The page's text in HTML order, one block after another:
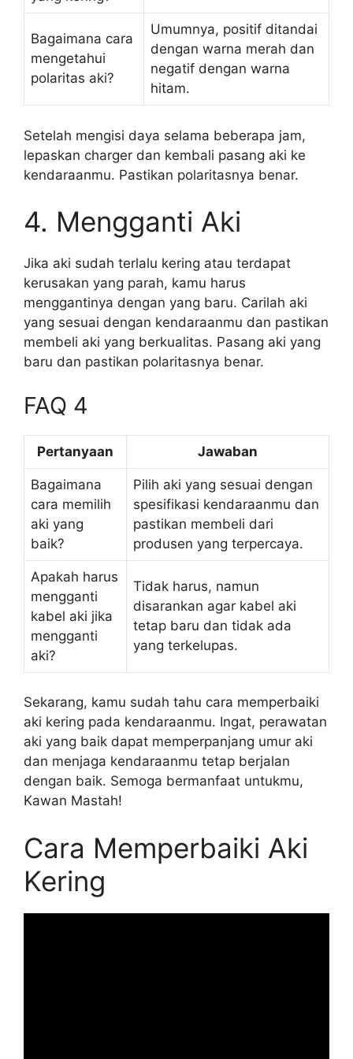
Bagaimana cara
mengetahui
polaritas aki?
Umumnya, positif ditandai
dengan warna merah dan
negatif dengan warna
hitam.
Setelah mengisi daya selama beberapa jam,
lepaskan charger dan kembali pasang aki ke
kendaraanmu. Pastikan polaritasnya benar.
4. Mengganti Aki
Jika aki sudah terlalu kering atau terdapat
kerusakan yang parah, kamu harus
menggantinya dengan yang baru. Carilah aki
yang sesuai dengan kendaraanmu dan pastikan
membeli aki yang berkualitas. Pasang aki yang
baru dan pastikan polaritasnya benar.
FAQ 4
Pertanyaan Jawaban
Bagaimana
cara memilih
aki yang
baik?
Pilih aki yang sesuai dengan
spesifikasi kendaraanmu dan
pastikan membeli dari
produsen yang terpercaya.
Apakah harus
mengganti
kabel aki jika
mengganti
aki?
Tidak harus, namun
disarankan agar kabel aki
tetap baru dan tidak ada
yang terkelupas.
Sekarang, kamu sudah tahu cara memperbaiki
aki kering pada kendaraanmu. Ingat, perawatan
aki yang baik dapat memperpanjang umur aki
dan menjaga kendaraanmu tetap berjalan
dengan baik. Semoga bermanfaat untukmu,
Kawan Mastah!
Cara Memperbaiki Aki
Kering